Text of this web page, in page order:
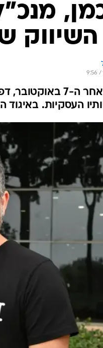
של
שבוע בלבד לאחר
העסקיות. באיגוד